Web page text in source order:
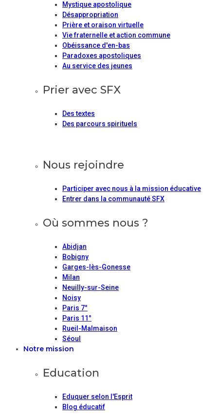
Mystique apostolique
Désappropriation
Prière et oraison virtuelle
Vie fraternelle et action commune
Obéissance d'en-bas
Paradoxes apostoliques
Au service des jeunes
Prier avec SFX
Des textes
Des parcours spirituels
Nous rejoindre
Participer avec nous à la mission éducative
Entrer dans la communauté SFX
Où sommes nous ?
Abidjan
Bobigny
Garges-lès-Gonesse
Milan
Neuilly-sur-Seine
Noisy
Paris 7°
Paris 11°
Rueil-Malmaison
Séoul
Notre mission
Education
Eduquer selon l'Esprit
Blog éducatif